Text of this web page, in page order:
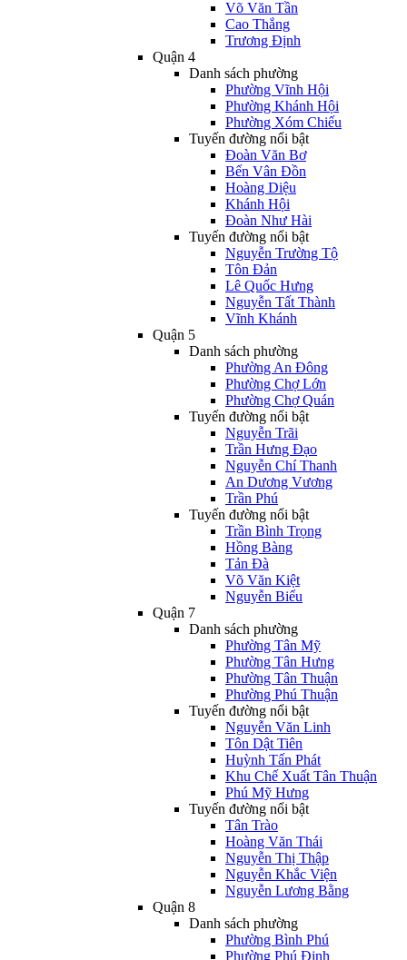
Võ Văn Tần
Cao Thắng
Trương Định
Quận 4
Danh sách phường
Phường Vĩnh Hội
Phường Khánh Hội
Phường Xóm Chiếu
Tuyến đường nổi bật
Đoàn Văn Bơ
Bến Vân Đồn
Hoàng Diệu
Khánh Hội
Đoàn Như Hài
Tuyến đường nổi bật
Nguyễn Trường Tộ
Tôn Đản
Lê Quốc Hưng
Nguyễn Tất Thành
Vĩnh Khánh
Quận 5
Danh sách phường
Phường An Đông
Phường Chợ Lớn
Phường Chợ Quán
Tuyến đường nổi bật
Nguyễn Trãi
Trần Hưng Đạo
Nguyễn Chí Thanh
An Dương Vương
Trần Phú
Tuyến đường nổi bật
Trần Bình Trọng
Hồng Bàng
Tản Đà
Võ Văn Kiệt
Nguyễn Biểu
Quận 7
Danh sách phường
Phường Tân Mỹ
Phường Tân Hưng
Phường Tân Thuận
Phường Phú Thuận
Tuyến đường nổi bật
Nguyễn Văn Linh
Tôn Dật Tiên
Huỳnh Tấn Phát
Khu Chế Xuất Tân Thuận
Phú Mỹ Hưng
Tuyến đường nổi bật
Tân Trào
Hoàng Văn Thái
Nguyễn Thị Thập
Nguyễn Khắc Viện
Nguyễn Lương Bằng
Quận 8
Danh sách phường
Phường Bình Phú
Phường Phú Định